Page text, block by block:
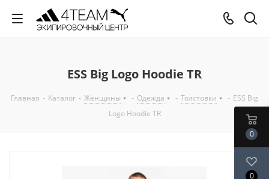
ESS Big Logo Hoodie TR
Главная - Каталог - Женщины - Одежда - Толстовки - ESS Big
Logo Hoodie TR
0
0